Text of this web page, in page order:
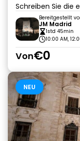
Schreiben Sie die
Bereitgestellt
JM Madrid
1std 45min
10:00 AM,
Von€0
NEU